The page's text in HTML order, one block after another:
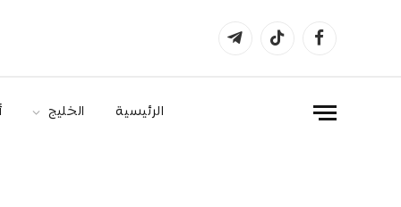
فيسبوكتيكتوكتيلقرام
الرئيسية الخليج